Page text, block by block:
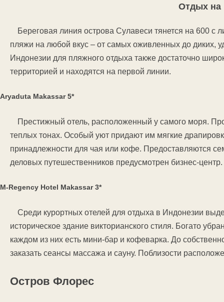
Отдых на
Береговая линия острова Сулавеси тянется на 600 с
пляжи на любой вкус – от самых оживленных до диких,
Индонезии для пляжного отдыха также достаточно
территорией и находятся на первой линии.
Aryaduta Makassar 5*
Престижный отель, расположенный у самого моря.
теплых тонах. Особый уют придают им мягкие
принадлежности для чая или кофе. Предоставляются
деловых путешественников предусмотрен бизнес-центр.
M-Regency Hotel Makassar 3*
Среди курортных отелей для отдыха в Индонезии
историческое здание викторианского стиля. Богато
каждом из них есть мини-бар и кофеварка. До
заказать сеансы массажа и сауну. Поблизости
Остров Флорес